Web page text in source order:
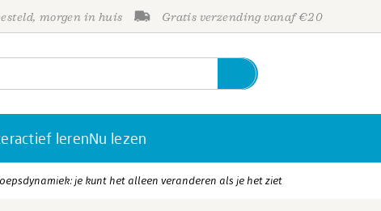
morgen in huis Gratis verzending vanaf €20
lerenNu lezen
je kunt het alleen veranderen als je het ziet
Personen